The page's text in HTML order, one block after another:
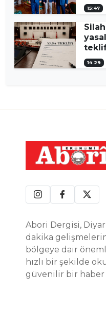
15:47
14:29
Abori Dergisi,
dakika
bölgeye dair
hızlı bir şekilde
güvenilir bir